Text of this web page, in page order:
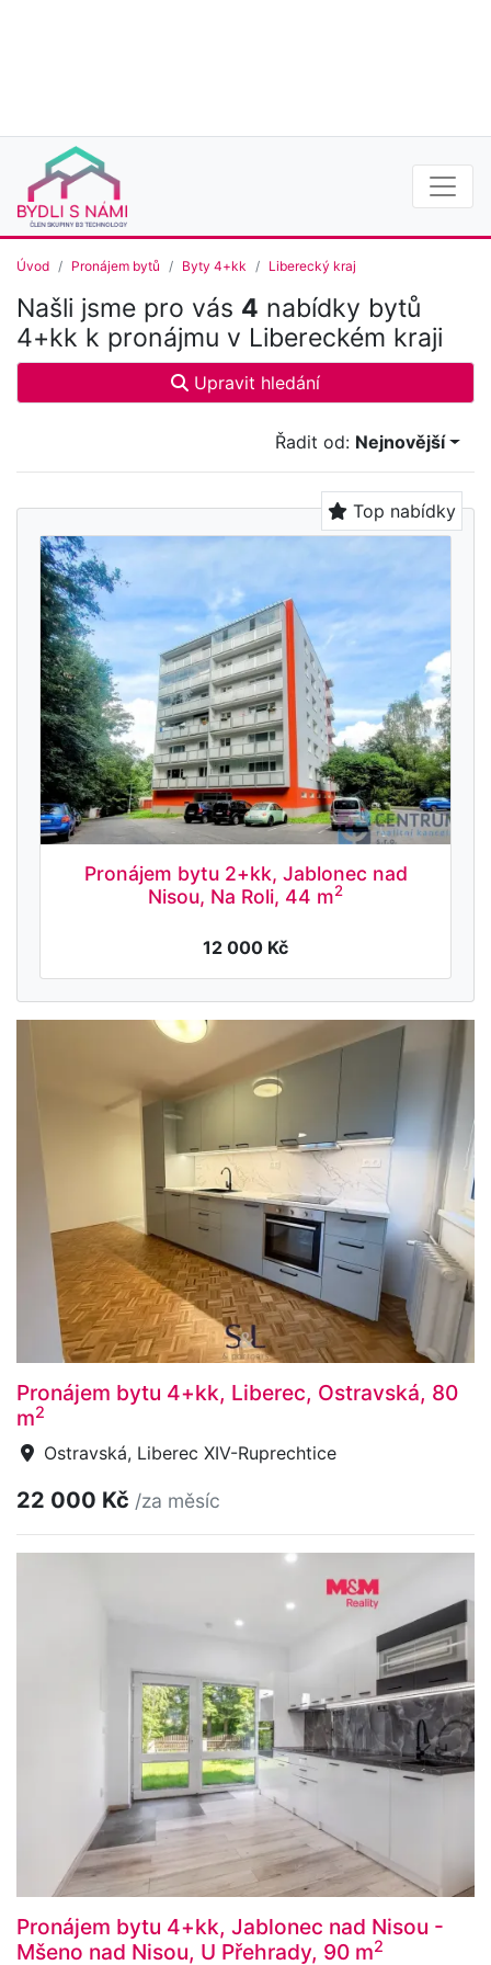
Úvod Pronájem bytů Byty 4+kk Liberecký kraj
Našli jsme pro vás 4 nabídky bytů
4+kk k pronájmu v Libereckém kraji
Upravit hledání
Řadit od: Nejnovější
Top nabídky
Pronájem bytu 2+kk, Jablonec nad
Nisou, Na Roli, 44 m2
12 000 Kč
Pronájem bytu 4+kk, Liberec, Ostravská, 80
m2
Ostravská, Liberec XIV-Ruprechtice
22 000 Kč /za měsíc
Pronájem bytu 4+kk, Jablonec nad Nisou -
Mšeno nad Nisou, U Přehrady, 90 m2